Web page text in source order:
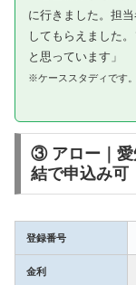
に行きました。担
してもらえました
と思っています」
※ケーススタディです
③ アロー｜愛
結で申込み可
登録番号
金利